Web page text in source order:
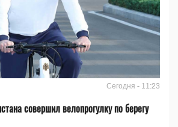
Сегодня - 11:23
совершил велопрогулку по берегу